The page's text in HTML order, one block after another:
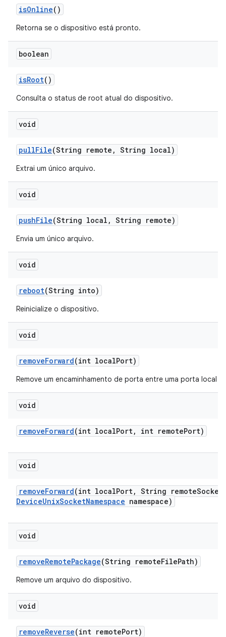
isOnline()
Retorna se o dispositivo está pronto.
boolean
isRoot()
Consulta o status de root atual do dispositivo.
void
pullFile(String remote , String local)
Extrai um único arquivo.
void
pushFile(String local , String remote)
Envia um único arquivo.
void
reboot(String into)
Reinicialize o dispositivo.
void
removeForward(int localPort)
Remove um encaminhamento de porta entre uma porta local e
void
removeForward(int localPort, int remotePort)
void
removeForward(int localPort, String remoteSocket
DeviceUnixSocketNamespace namespace)
void
removeRemotePackage(String remoteFilePath)
Remove um arquivo do dispositivo.
void
removeReverse(int remotePort)